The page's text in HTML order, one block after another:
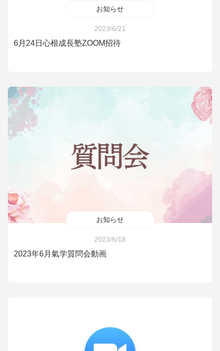
お知らせ
2023/6/21
6月24日心根成長塾ZOOM招待
お知らせ
2023/6/18
2023年6月氣学質問会動画